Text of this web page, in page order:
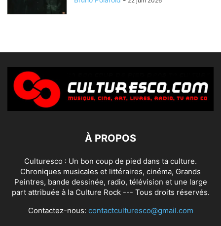
À PROPOS
Culturesco : Un bon coup de pied dans ta culture.
Chroniques musicales et littéraires, cinéma, Grands
Peintres, bande dessinée, radio, télévision et une large
part attribuée à la Culture Rock --- Tous droits réservés.
Contactez-nous: contactculturesco@gmail.com